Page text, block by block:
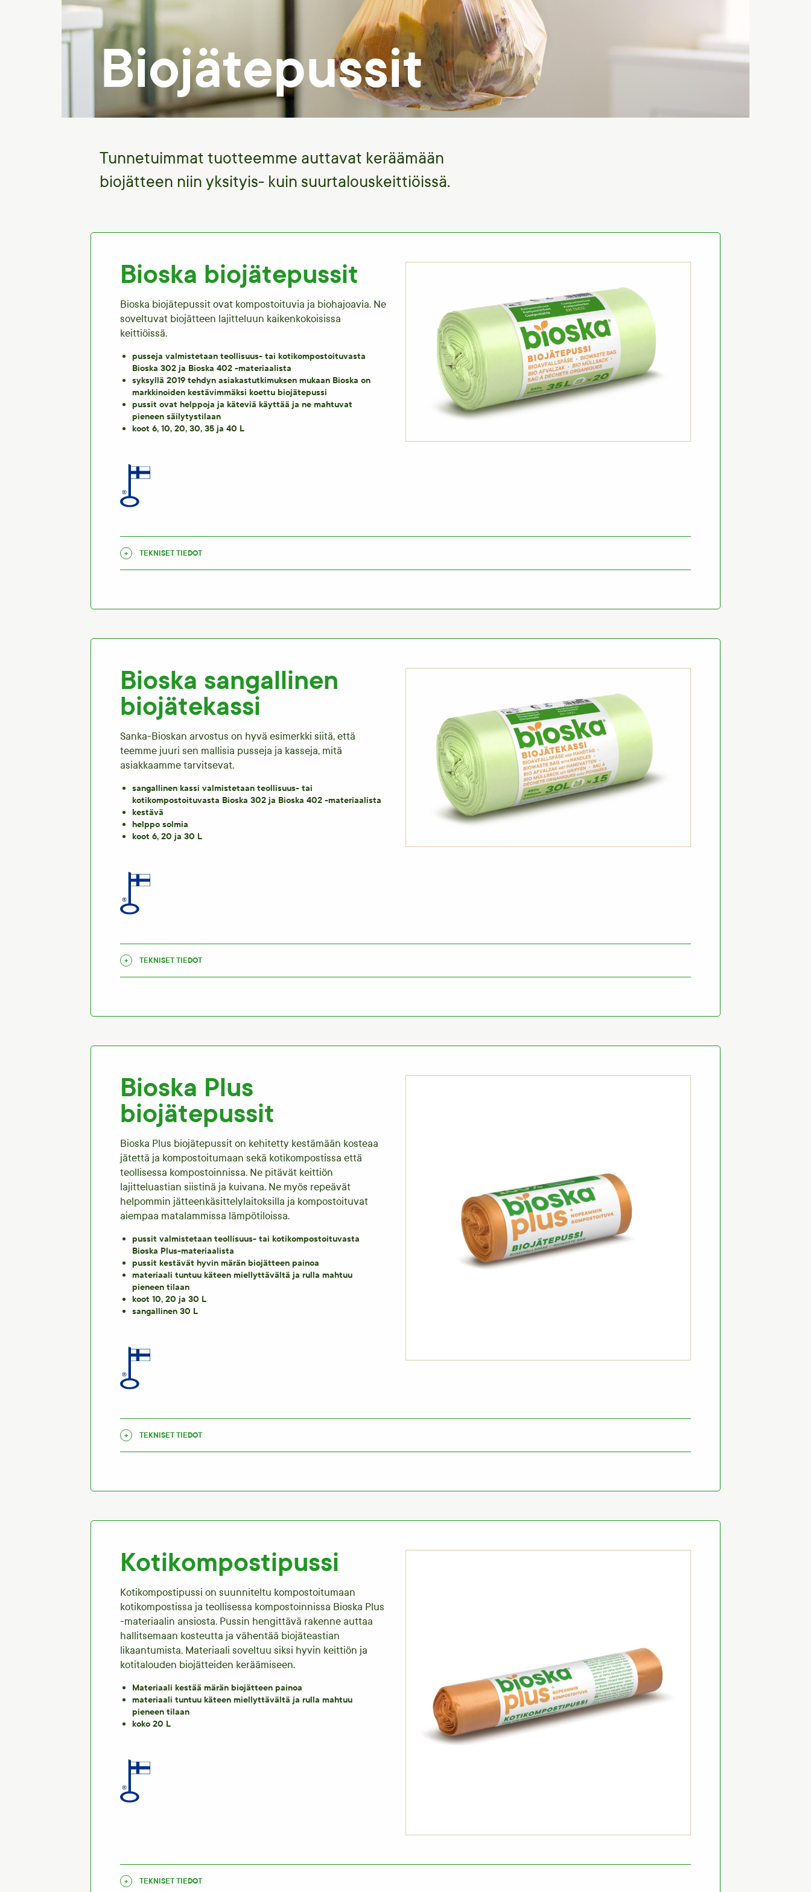
Biojätepussit
Tunnetuimmat tuotteemme auttavat keräämään
biojätteen niin yksityis- kuin suurtalouskeittiöissä.
Bioska biojätepussit
Bioska biojätepussit ovat kompostoituvia ja biohajoavia. Ne
soveltuvat biojätteen lajitteluun kaikenkokoisissa
keittiöissä.
pusseja valmistetaan teollisuus- tai kotikompostoituvasta
Bioska 302 ja Bioska 402 -materiaalista
syksyllä 2019 tehdyn asiakastutkimuksen mukaan Bioska on
markkinoiden kestävimmäksi koettu biojätepussi
pussit ovat helppoja ja käteviä käyttää ja ne mahtuvat
pieneen säilytystilaan
koot 6, 10, 20, 30, 35 ja 40 L
TEKNISET TIEDOT
Bioska sangallinen
biojätekassi
Sanka-Bioskan arvostus on hyvä esimerkki siitä, että
teemme juuri sen mallisia pusseja ja kasseja, mitä
asiakkaamme tarvitsevat.
sangallinen kassi valmistetaan teollisuus- tai
kotikompostoituvasta Bioska 302 ja Bioska 402 -materiaalista
kestävä
helppo solmia
koot 6, 20 ja 30 L
TEKNISET TIEDOT
Bioska Plus
biojätepussit
Bioska Plus biojätepussit on kehitetty kestämään kosteaa
jätettä ja kompostoitumaan sekä kotikompostissa että
teollisessa kompostoinnissa. Ne pitävät keittiön
lajitteluastian siistinä ja kuivana. Ne myös repeävät
helpommin jätteenkäsittelylaitoksilla ja kompostoituvat
aiempaa matalammissa lämpötiloissa.
pussit valmistetaan teollisuus- tai kotikompostoituvasta
Bioska Plus-materiaalista
pussit kestävät hyvin märän biojätteen painoa
materiaali tuntuu käteen miellyttävältä ja rulla mahtuu
pieneen tilaan
koot 10, 20 ja 30 L
sangallinen 30 L
TEKNISET TIEDOT
Kotikompostipussi
Kotikompostipussi on suunniteltu kompostoitumaan
kotikompostissa ja teollisessa kompostoinnissa Bioska Plus
-materiaalin ansiosta. Pussin hengittävä rakenne auttaa
hallitsemaan kosteutta ja vähentää biojäteastian
likaantumista. Materiaali soveltuu siksi hyvin keittiön ja
kotitalouden biojätteiden keräämiseen.
Materiaali kestää märän biojätteen painoa
materiaali tuntuu käteen miellyttävältä ja rulla mahtuu
pieneen tilaan
koko 20 L
TEKNISET TIEDOT